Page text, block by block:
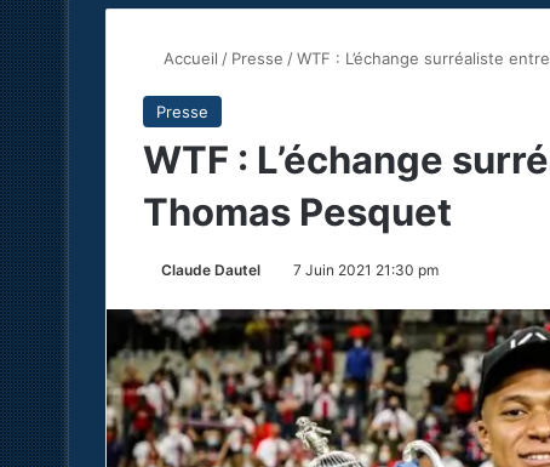
Accueil / Presse /WTF : L’échange surréaliste
Presse
WTF : L’échange
Thomas Pesquet
Claude Dautel 7 Juin 2021 21:30 pm